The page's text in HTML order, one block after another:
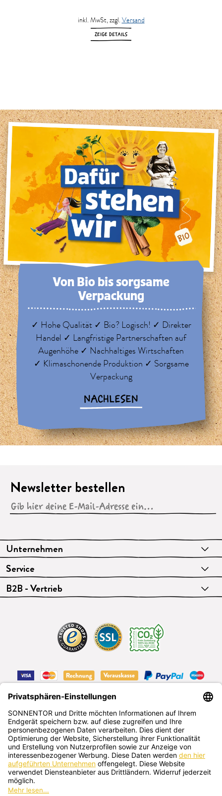
inkl. MwSt, zzgl. Versand
ZEIGE DETAILS
Von Bio bis sorg­same
Verpackung
✓ Hohe Qualität ✓ Bio? Logisch! ✓ Direkter
Handel ✓ Langfristige Partnerschaften auf
Augenhöhe ✓ Nachhaltiges Wirtschaften
✓ Klimaschonende Produktion ✓ Sorgsame
Verpackung
NACHLESEN
Unternehmen
Service
B2B - Vertrieb
Newsletter bestellen
Deutsch
SONNENTOR Kräuterhandels GMBH
Sprögnitz 10, 3913 Sprögnitz, Österreich